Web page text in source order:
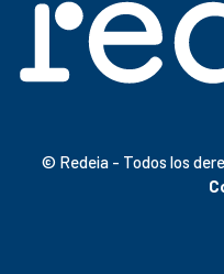
© Redeia - Todos los